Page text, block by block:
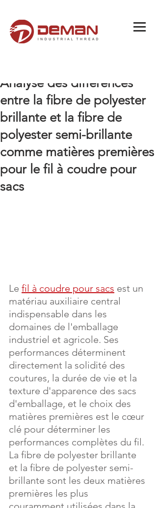
Analyse des différences
entre la fibre de polyester
brillante et la fibre de
polyester semi-brillante
comme matières premières
pour le fil à coudre pour
sacs
Le fil à coudre pour sacs est un
matériau auxiliaire central
indispensable dans les
domaines de l'emballage
industriel et agricole. Ses
performances déterminent
directement la solidité des
coutures, la durée de vie et la
texture d'apparence des sacs
d'emballage, et le choix des
matières premières est le cœur
clé pour déterminer les
performances complètes du fil.
La fibre de polyester brillante
et la fibre de polyester semi-
brillante sont les deux matières
premières les plus